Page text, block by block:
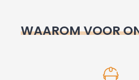
WAAROM VOOR